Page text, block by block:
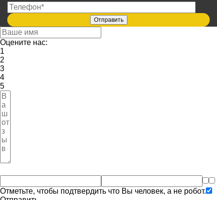
Оцените нас:
1
2
3
4
5
Отметьте, чтобы подтвердить что Вы человек, а не робот.